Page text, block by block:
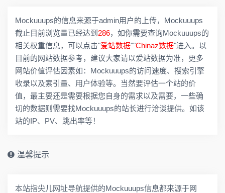
Mockuuups的信息来源于admin用户的上传，Mockuuups
截止目前浏览量已经达到 286，如你需要查询Mockuuups的
相关权重信息，可以点击"爱站数据""Chinaz数据"进入。以
目前的网站数据参考，建议大家请以爱站数据为准，更多
网站价值评估因素如：Mockuuups的访问速度、搜索引擎
收录以及索引量、用户体验等。当然要评估一个站的价
值，最主要还是需要根据您自身的需求以及需要，一些确
切的数据则需要找Mockuuups的站长进行洽谈提供。如该
站的IP、PV、跳出率等！
温馨提示
本站指尖儿网址导航提供的Mockuuups信息都来源于网